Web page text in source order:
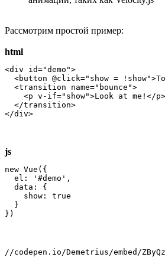
Рассмотрим простой пример:
html
<div id="demo">
<button @click="show =
  <transition name="bounce">
    <p v-if="show">Look at me!</p>
  </transition>
</div>
js
new Vue({
  el: '#demo',
  data: {
    show: true
  }
})
//codepen.io/Demetrius/embed/